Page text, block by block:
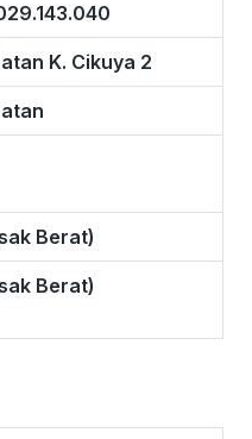
K. Cikuya 2
Berat)
Berat)